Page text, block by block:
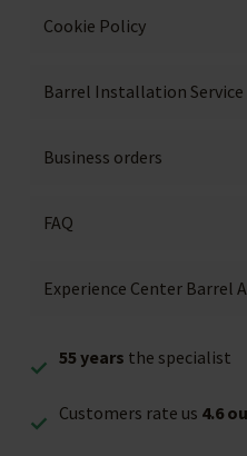
Cookie Policy
Barrel Installation Service
Business orders
FAQ
Experience Center Barrel
55 years the specialist
Customers rate us 4.6